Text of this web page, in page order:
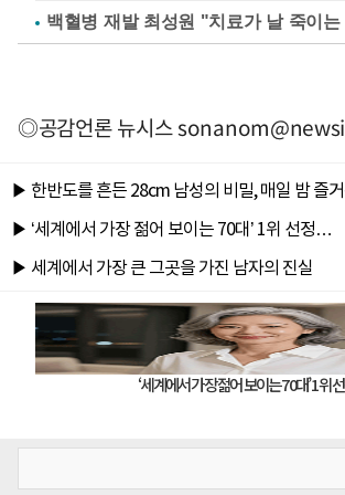
백혈병 재발 최성원 "치료가 날 죽이
◎공감언론 뉴시스